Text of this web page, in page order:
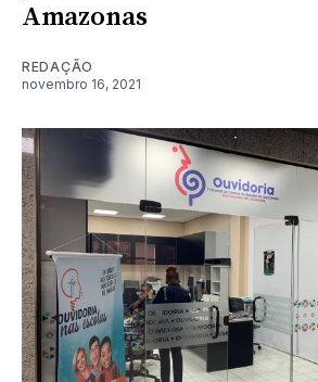
Amazonas
REDAÇÃO
novembro 16, 2021